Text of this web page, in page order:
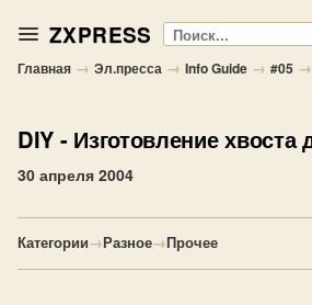
ZXPRESS Поиск
Главная → Эл.пресса → Info Guide → #05 →
DIY - Изготовление
30 апреля 2004
Категории→Разное→Прочее